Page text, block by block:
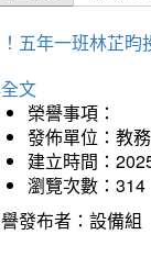
五年一班林芷昀
文
榮譽事項：
發佈單位：教
建立時間：
瀏覽次數：314
發布者：設備組